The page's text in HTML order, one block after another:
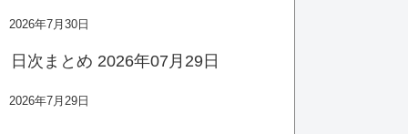
2026年7月30日
日次まとめ 2026年07月29日
2026年7月29日